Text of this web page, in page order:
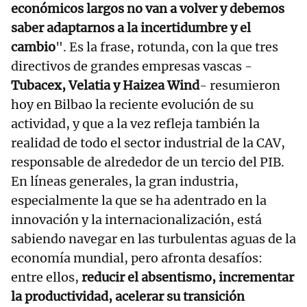
económicos largos no van a volver y debemos
saber adaptarnos a la incertidumbre y el
cambio". Es la frase, rotunda, con la que tres
directivos de grandes empresas vascas -
Tubacex, Velatia y Haizea Wind- resumieron
hoy en Bilbao la reciente evolución de su
actividad, y que a la vez refleja también la
realidad de todo el sector industrial de la CAV,
responsable de alrededor de un tercio del PIB.
En líneas generales, la gran industria,
especialmente la que se ha adentrado en la
innovación y la internacionalización, está
sabiendo navegar en las turbulentas aguas de la
economía mundial, pero afronta desafíos:
entre ellos, reducir el absentismo, incrementar
la productividad, acelerar su transición